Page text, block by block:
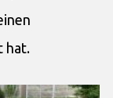
hat.